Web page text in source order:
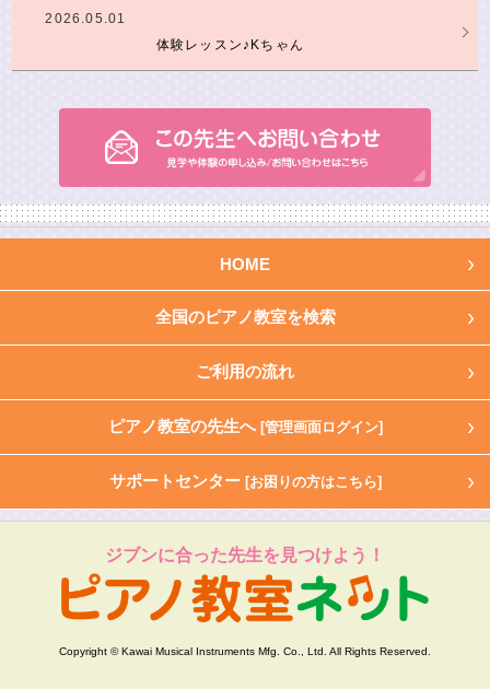
2026.05.01
体験レッスン♪Kちゃん
HOME
全国のピアノ教室を検索
ご利用の流れ
ピアノ教室の先生へ [管理画面ログイン]
サポートセンター [お困りの方はこちら]
ジブンに合った先生を見つけよう！
Copyright © Kawai Musical Instruments Mfg. Co., Ltd. All Rights Reserved.